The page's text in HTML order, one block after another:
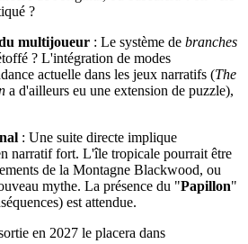
?
multijoueur : Le système de branches
? L'intégration de modes
actuelle dans les jeux narratifs (The
a d'ailleurs eu une extension de puzzle),
: Une suite directe implique
narratif fort. L'île tropicale pourrait être
de la Montagne Blackwood, ou
mythe. La présence du "Papillon"
est attendue.
en 2027 le placera dans